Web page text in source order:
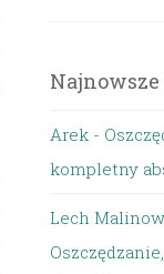
Arek -
kompletny
Lech